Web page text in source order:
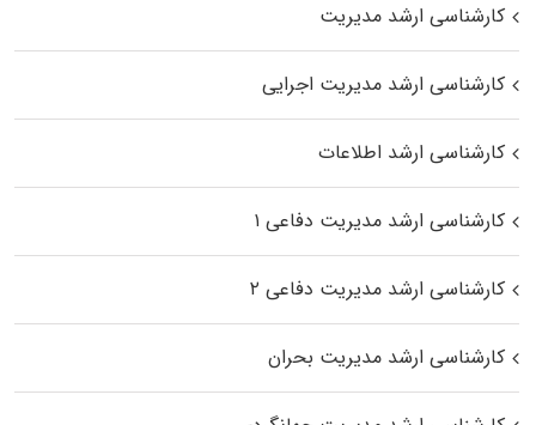
کارشناسی ارشد مدیریت
کارشناسی ارشد مدیریت اجرایی
کارشناسی ارشد اطلاعات
کارشناسی ارشد مدیریت دفاعی ۱
کارشناسی ارشد مدیریت دفاعی ۲
کارشناسی ارشد مدیریت بحران